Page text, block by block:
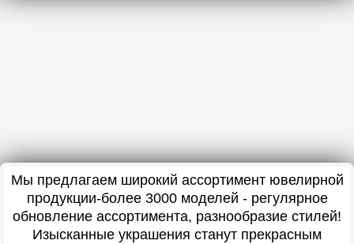
Мы предлагаем широкий ассортимент ювелирной
продукции-более 3000 моделей - регулярное
обновление ассортимента, разнообразие стилей!
Изысканные украшения станут прекрасным